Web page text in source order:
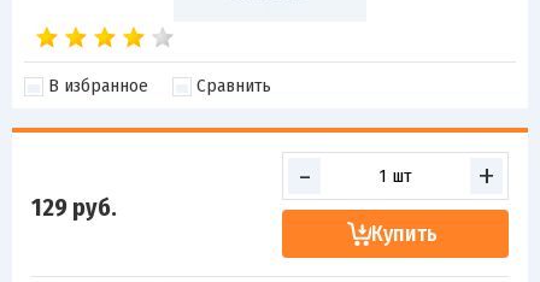
В избранное Сравнить
129 руб.
- +
Купить